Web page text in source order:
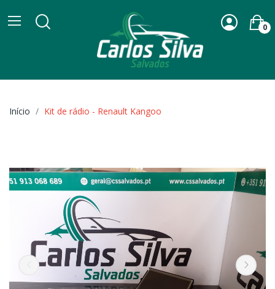
0
Início Kit de rádio - Renault Kangoo